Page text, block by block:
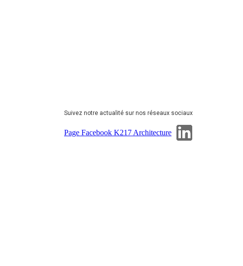
Suivez notre actualité sur nos réseaux sociaux
Page Facebook K217 Architecture